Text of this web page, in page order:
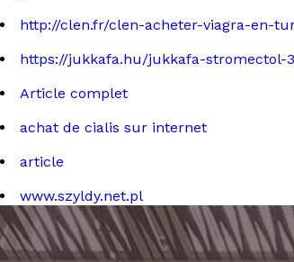
http://clen.fr/clen-acheter-viagra-en-
https://jukkafa.hu/jukkafa-stromectol-
Article complet
achat de cialis sur internet
article
www.szyldy.net.pl